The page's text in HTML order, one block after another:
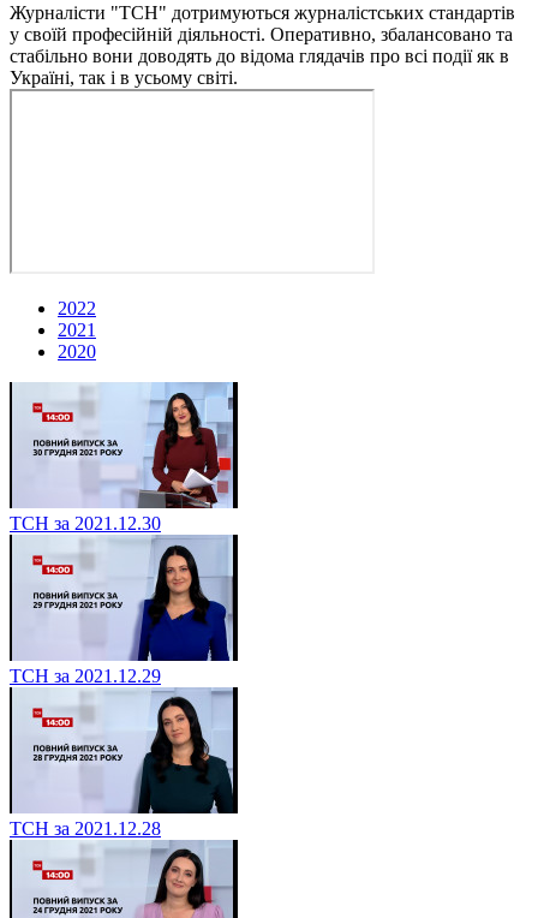
Журналісти "ТСН" дотримуються журналістських стандартів
у своїй професійній діяльності. Оперативно, збалансовано та
стабільно вони доводять до відома глядачів про всі події як в
Україні, так і в усьому світі.
2022
2021
2020
ТСН за 2021.12.30
ТСН за 2021.12.29
ТСН за 2021.12.28